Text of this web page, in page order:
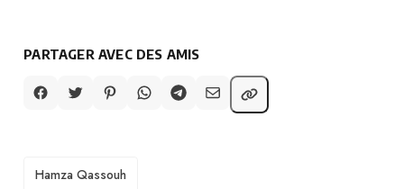
PARTAGER AVEC DES AMIS
TAGS
Hamza Qassouh